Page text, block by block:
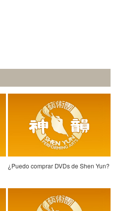
¿Puedo comprar DVDs de Shen Yun?